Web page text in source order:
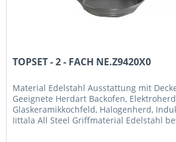
TOPSET - 2 - FACH NE.Z9420X0
Material Edelstahl Ausstattung mit
Geeignete Herdart Backofen,
Glaskeramikkochfeld, Halogenherd,
Iittala All Steel Griffmaterial Edelstahl